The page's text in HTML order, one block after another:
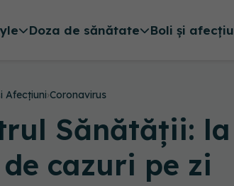
Doza de sănătate Boli și
Afecțiuni›Coronavirus
Sănătății:
de cazuri pe zi